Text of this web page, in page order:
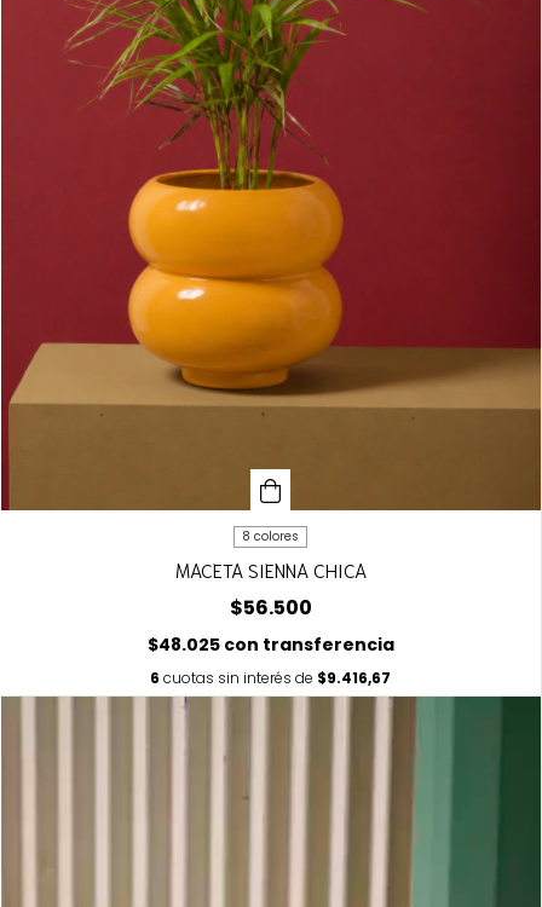
8 colores
MACETA SIENNA CHICA
$56.500
$48.025 con transferencia
6 cuotas sin interés de $9.416,67